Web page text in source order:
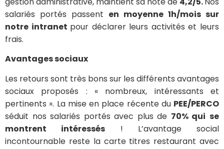
salariés portés passent en moyenne 1h/mois sur
notre intranet pour déclarer leurs activités et leurs
frais.
Avantages sociaux
Les retours sont très bons sur les différents avantages
sociaux proposés : « nombreux, intéressants et
pertinents ». La mise en place récente du PEE/PERCO
séduit nos salariés portés avec plus de 70% qui se
montrent intéressés ! L’avantage social
incontournable reste la carte titres restaurant avec